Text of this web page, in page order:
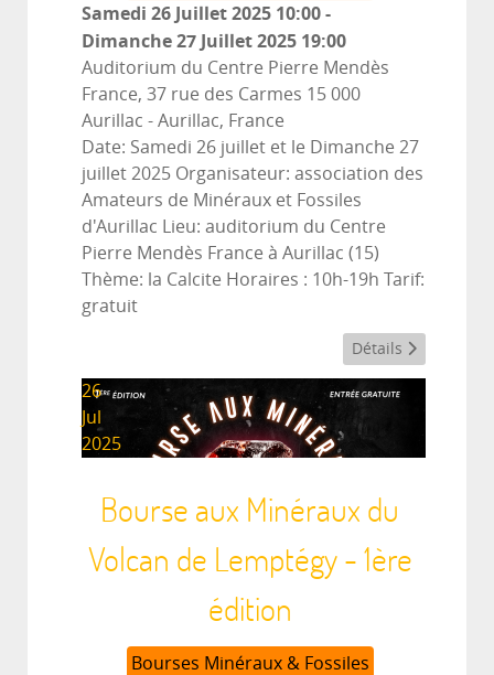
Samedi 26 Juillet 2025 10:00-
Dimanche 27 Juillet 2025 19:00
Auditorium du Centre Pierre Mendès
France, 37 rue des Carmes 15 000
Aurillac - Aurillac, France
Date: Samedi 26 juillet et le Dimanche 27
juillet 2025 Organisateur: association des
Amateurs de Minéraux et Fossiles
d'Aurillac Lieu: auditorium du Centre
Pierre Mendès France à Aurillac (15)
Thème: la Calcite Horaires : 10h-19h Tarif:
gratuit
Détails
26
Jul
2025
Bourse aux Minéraux du
Volcan de Lemptégy - 1ère
édition
Bourses Minéraux & Fossiles